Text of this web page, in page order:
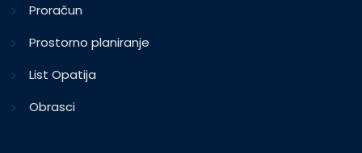
Proračun
Prostorno planiranje
List Opatija
Obrasci